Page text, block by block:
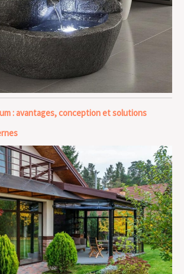
: avantages, conception et solutions